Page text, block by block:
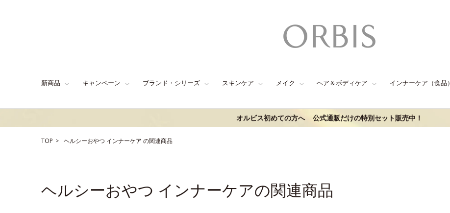
新商品 キャンペーン ブランド・シリーズ スキンケア メイク ヘア＆ボディケア インナーケア（食品）
オルビス初めての方へ 公式通販だけの特別セット販売中！
TOP ヘルシーおやつ インナーケア の関連商品
ヘルシーおやつ インナーケアの関連商品